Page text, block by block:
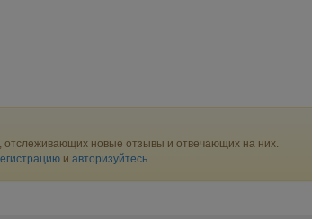
отслеживающих новые отзывы и отвечающих на них.
и авторизуйтесь.